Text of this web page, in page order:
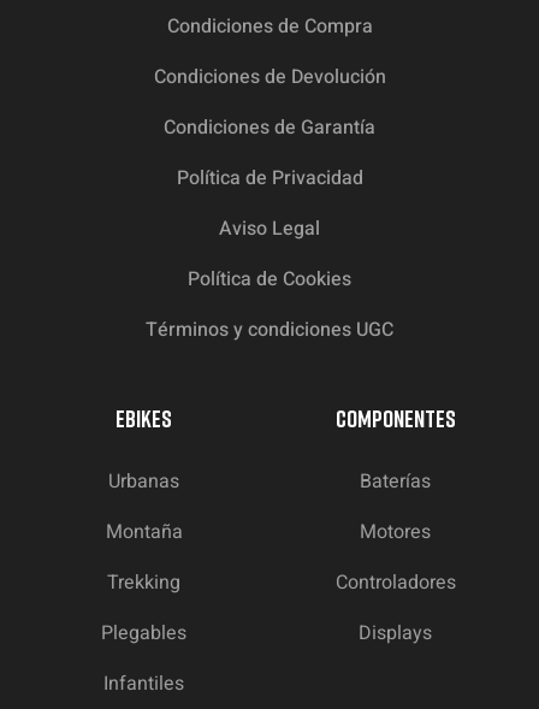
Condiciones de Compra
Condiciones de Devolución
Condiciones de Garantía
Política de Privacidad
Aviso Legal
Política de Cookies
Términos y condiciones UGC
EBIKES
Urbanas
Montaña
Trekking
Plegables
Infantiles
COMPONENTES
Baterías
Motores
Controladores
Displays